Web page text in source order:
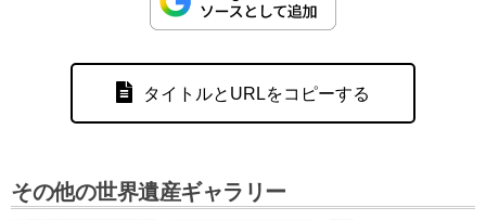
タイトルとURLをコピーする
その他の世界遺産ギャラリー